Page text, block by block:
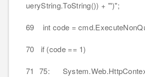
ueryString.ToString()) + "')";
69 int code =
70 if (code == 1)
71 75: